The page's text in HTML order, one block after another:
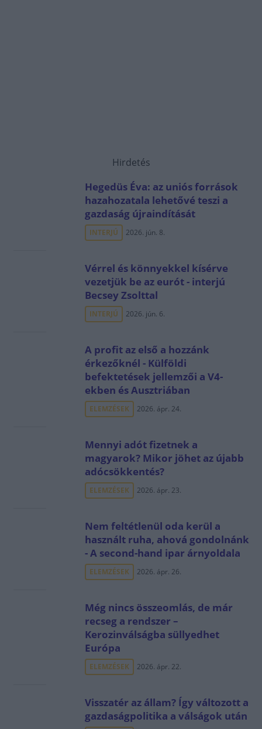
Hirdetés
Hegedüs Éva: az uniós források
hazahozatala lehetővé teszi a
gazdaság újraindítását
INTERJÚ 2026. jún. 8.
Vérrel és könnyekkel kísérve
vezetjük be az eurót - interjú
Becsey Zsolttal
INTERJÚ 2026. jún. 6.
A profit az első a hozzánk
érkezőknél - Külföldi
befektetések jellemzői a V4-
ekben és Ausztriában
ELEMZÉSEK 2026. ápr. 24.
Mennyi adót fizetnek a
magyarok? Mikor jöhet az újabb
adócsökkentés?
ELEMZÉSEK 2026. ápr. 23.
Nem feltétlenül oda kerül a
használt ruha, ahová gondolnánk
- A second-hand ipar árnyoldala
ELEMZÉSEK 2026. ápr. 26.
Még nincs összeomlás, de már
recseg a rendszer –
Kerozinválságba süllyedhet
Európa
ELEMZÉSEK 2026. ápr. 22.
Visszatér az állam? Így változott a
gazdaságpolitika a válságok után